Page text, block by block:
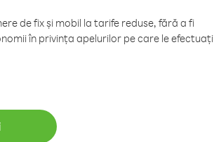
de fix și mobil la tarife reduse, fără a fi
în privința apelurilor pe care le efectuați